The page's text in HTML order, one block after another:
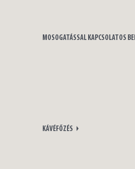
MOSOGATÁSSAL KAPCSOLATOS
KÁVÉFŐZÉS